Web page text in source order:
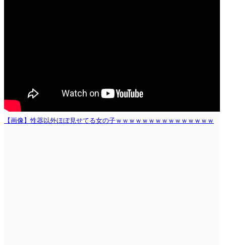
【画像】性器以外ほぼ見せてる女の子ｗｗｗｗｗｗｗｗｗｗｗｗｗｗｗ